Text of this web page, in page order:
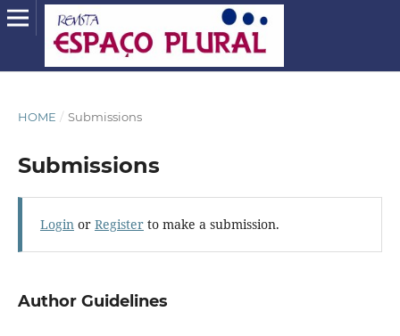
HOME / Submissions
Submissions
Loginor Registerto make a submission.
Author Guidelines